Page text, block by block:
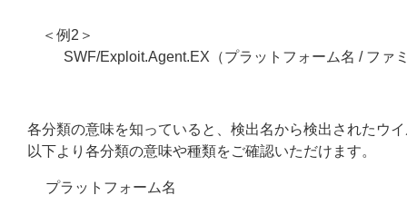
＜例2＞
SWF/Exploit.Agent.EX（プラットフォーム名 / ファ
各分類の意味を知っていると、検出名から検出されたウ
以下より各分類の意味や種類をご確認いただけます。
プラットフォーム名